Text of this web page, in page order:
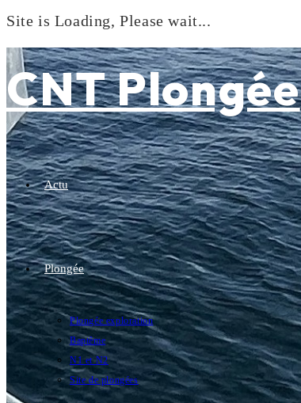
Site is Loading, Please wait...
to
content
CNT Plongée
Actu
Plongée
Plongée exploration
Baptême
N1 et N2
Site de plongées